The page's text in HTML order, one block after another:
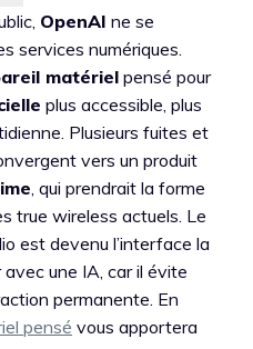
OpenAI ne se
services numériques.
matériel pensé pour
plus accessible, plus
Plusieurs fuites et
vers un produit
, qui prendrait la forme
true wireless actuels. Le
est devenu l’interface la
une IA, car il évite
permanente. En
pensé vous apportera